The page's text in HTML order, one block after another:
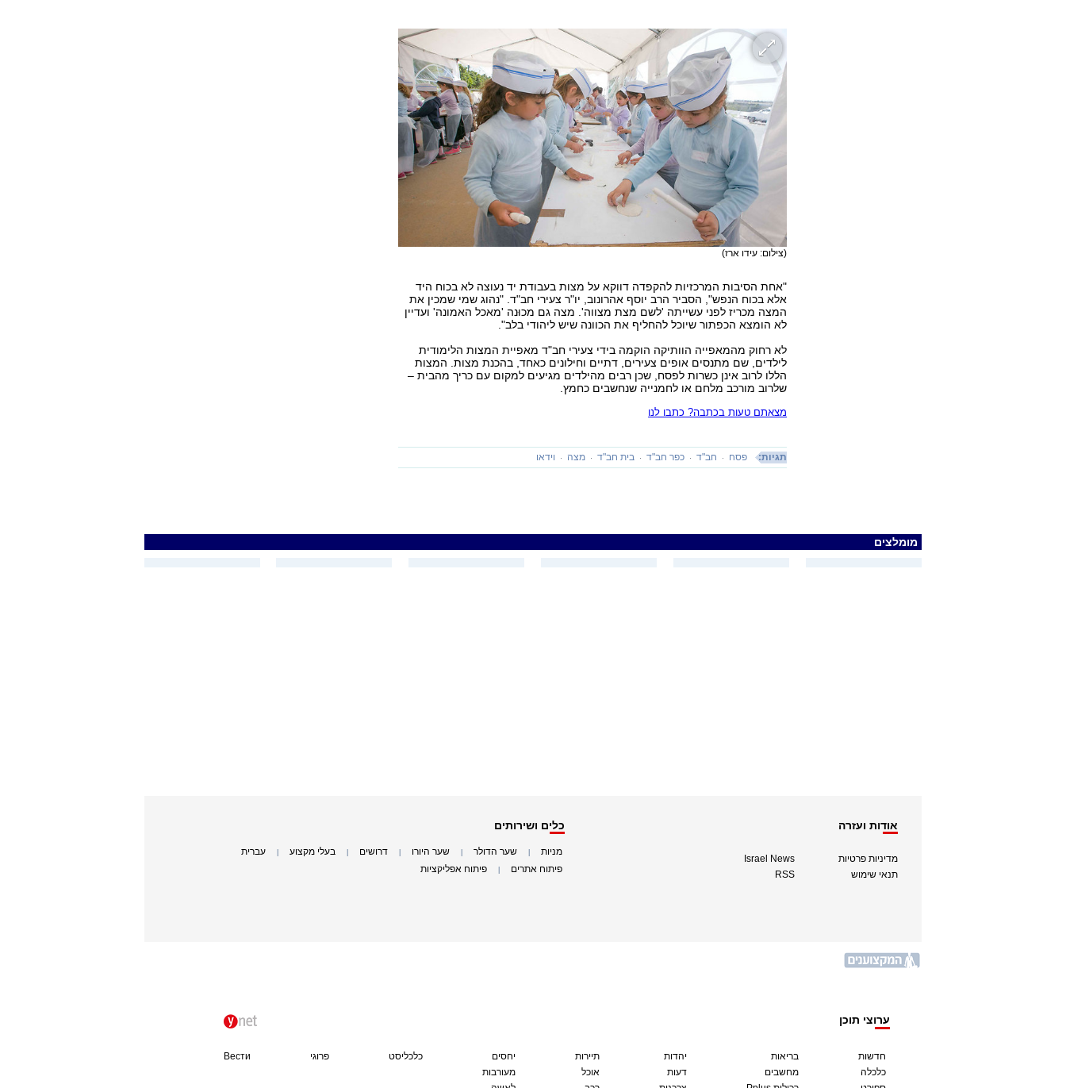
(צילום: עידו ארז)
"אחת הסיבות המרכזיות להקפדה דווקא על מצות בעבודת יד נעוצה לא בכוח היד
אלא בכוח הנפש", הסביר הרב יוסף אהרונוב, יו"ר צעירי חב"ד. "נהוג שמי שמכין את
המצה מכריז לפני עשייתה 'לשם מצת מצווה'. מצה גם מכוּנה 'מאכל האמונה' ועדיין
לא הומצא הכפתור שיוכל להחליף את הכוונה שיש ליהודי בלב".
לא רחוק מהמאפייה הוותיקה הוקמה בידי צעירי חב"ד מאפיית המצות הלימודית
לילדים, שם מתנסים אופים צעירים, דתיים וחילונים כאחד, בהכנת מצות. המצות
הללו לרוב אינן כשרות לפסח, שכן רבים מהילדים מגיעים למקום עם כריך מהבית –
שלרוב מורכב מלחם או לחמנייה שנחשבים כחמץ.
מצאתם טעות בכתבה? כתבו לנו
תגיות: פסח חב"ד כפר חב"ד בית חב"ד מצה וידאו
מומלצים
אודות ועזרה
מדיניות פרטיות
תנאי שימוש
Israel News
RSS
כלים ושירותים
מניות שער הדולר שער היורו דרושים בעלי מקצוע עברית
פיתוח אתרים פיתוח אפליקציות
ערוצי תוכן
חדשות
כלכלה
בריאות
מחשבים
יהדות
דעות
תיירות
אוכל
יחסים
מעורבות
כלכליסט פרוגי Вести